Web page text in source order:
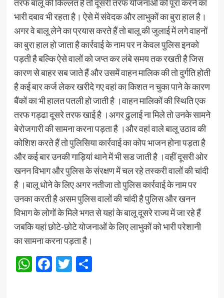
तरफ बालू की किल्लत है तो दूसरी तरफ योजनाओं को पूरा करने का
भारी दबाव भी रहता है। ऐसे में संवेदक और लाभुकों का बुरा हाल है।
अगर वे बालू लेने का प्रयास करते हैं तो बालू की जुलाई में लगे वाहनों
का बुरा हाल हो जाता है कार्रवाई के नाम पर न केवल पुलिस इनको
पड़ती है बल्कि ऐसे वालों को जप्त कर लंबे समय तक रखती है जिस
कारण से बाहर सब जाते हैं और उसमें वाहन मालिक की तो दुर्गति होती
है कई बार कर्ज लेकर खरीदे गए वहां का किशत न चुका पाने के कारण
बैंकों का भी हालत पतली हो जाती है ।वाहन मालिकों की स्थिति एक
तरफ गड्ढा दूसरे तरफ खाई है ।अगर ढुलाई ना मिले तो उनके सामने
बेरोजगारी की सामना करना पड़ता है ।और वहां वाले बालू उठाव की
कोशिश करते हैं तो पुलिसिया कार्रवाई का कोप भाजन होना पड़ता है
और कई बार उनकी गाड़ियां थाने में भी सड जाती है ।वहीं दूसरी ओर
खनन विभाग और पुलिस के संरक्षण में चल रहे तस्करी वालों की चांदी
है ।बालू धोने के लिए अगर नतीजा तो पुलिस कार्रवाई के नाम पर
उनका करती है असम पुलिस वालों की चांदी है पुलिस और खनन
विभाग के लोगों के मिले भगत से यहां के बालू दूसरे राज्य में जा रहे हैं
जबकि यहां छोटे-छोटे योजनाओं के लिए लाभुकों को भारी परेशानी
का सामना करना पड़ता है।
WhatsApp
Facebook
Twitter
Share